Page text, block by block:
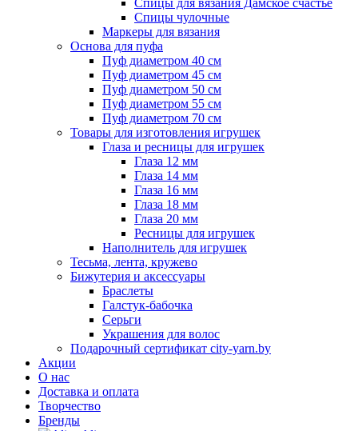
Спицы для вязания Дамское счастье
Спицы чулочные
Маркеры для вязания
Основа для пуфа
Пуф диаметром 40 см
Пуф диаметром 45 см
Пуф диаметром 50 см
Пуф диаметром 55 см
Пуф диаметром 70 см
Товары для изготовления игрушек
Глаза и ресницы для игрушек
Глаза 12 мм
Глаза 14 мм
Глаза 16 мм
Глаза 18 мм
Глаза 20 мм
Ресницы для игрушек
Наполнитель для игрушек
Тесьма, лента, кружево
Бижутерия и аксессуары
Браслеты
Галстук-бабочка
Серьги
Украшения для волос
Подарочный сертификат city-yarn.by
Акции
О нас
Доставка и оплата
Творчество
Бренды